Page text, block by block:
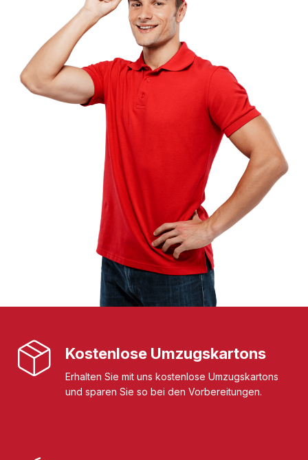
Kostenlose Umzugskartons
Erhalten Sie mit uns kostenlose Umzugskartons
und sparen Sie so bei den Vorbereitungen.